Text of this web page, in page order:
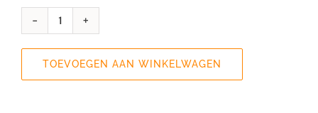
50
Vlaanderen
TOEVOEGEN AAN WINKELWAGEN